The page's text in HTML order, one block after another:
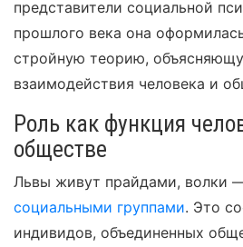
представители социальной
прошлого века она
стройную теорию,
взаимодействия человека и
Роль как функция
обществе
Львы живут прайдами, волки
социальными группами. Это
индивидов, объединенных